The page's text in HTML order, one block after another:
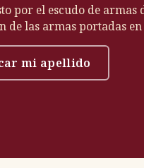
por el escudo de armas
las armas portadas en
mi apellido